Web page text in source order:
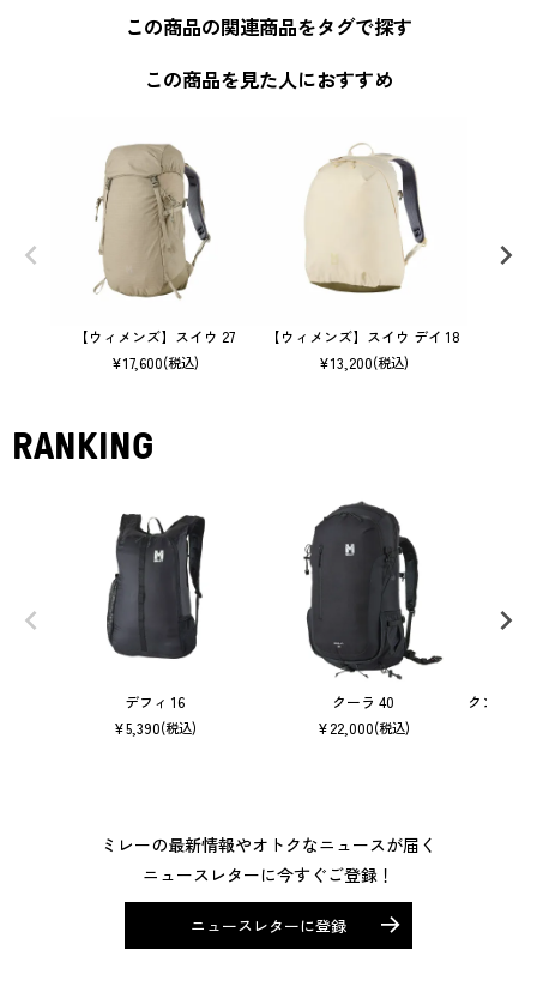
この商品の関連商品をタグで探す
この商品を見た人におすすめ
【ウィメンズ】スイウ 27
¥17,600(税込)
【ウィメンズ】スイウ デイ 18
¥13,200(税込)
RANKING
デフィ 16
¥5,390(税込)
クーラ 40
¥22,000(税込)
クンブ マ
ミレーの最新情報やオトクなニュースが届く
ニュースレターに今すぐご登録！
ニュースレターに登録